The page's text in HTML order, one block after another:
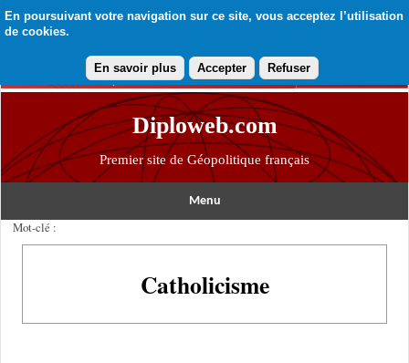
En poursuivant votre navigation sur ce site, vous acceptez l’utilisation
de cookies.
En savoir plus Accepter Refuser
Diploweb.com
Premier site de Géopolitique français
Menu
Mot-clé :
Catholicisme